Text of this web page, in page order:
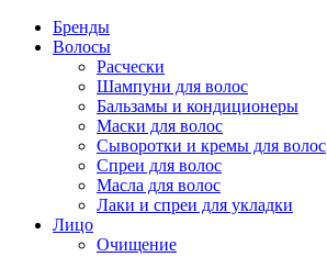
Бренды
Волосы
Расчески
Шампуни для волос
Бальзамы и кондиционеры
Маски для волос
Сыворотки и кремы для волос
Спреи для волос
Масла для волос
Лаки и спреи для укладки
Лицо
Очищение